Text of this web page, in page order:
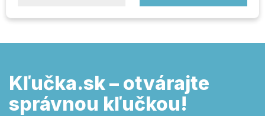
Kľučka.sk – otvárajte
správnou kľučkou!